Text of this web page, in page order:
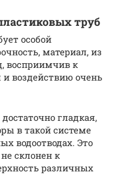
труб
особой
материал, из
восприимчив к
воздействию очень
гладкая,
в такой системе
водоотводах. Это
склонен к
различных